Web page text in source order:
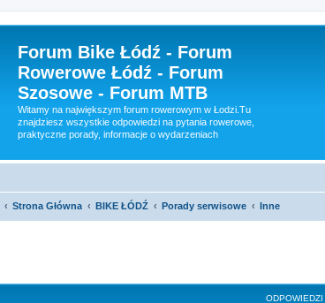
Forum Bike Łódź - Forum
Rowerowe Łódź - Forum
Szosowe - Forum MTB
Witamy na największym forum rowerowym w Łodzi.Tu
znajdziesz wszystkie odpowiedzi na pytania rowerowe,
praktyczne porady, informacje o wydarzeniach
Strona Główna BIKE ŁÓDŹ Porady serwisowe Inne
ODPOWIEDZI